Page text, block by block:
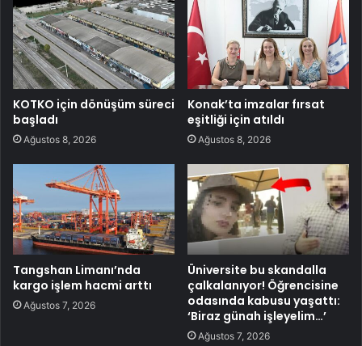
KOTKO için dönüşüm süreci
başladı
Ağustos 8, 2026
Konak’ta imzalar fırsat
eşitliği için atıldı
Ağustos 8, 2026
Tangshan Limanı’nda
kargo işlem hacmi arttı
Ağustos 7, 2026
Üniversite bu skandalla
çalkalanıyor! Öğrencisine
odasında kabusu yaşattı:
‘Biraz günah işleyelim…’
Ağustos 7, 2026